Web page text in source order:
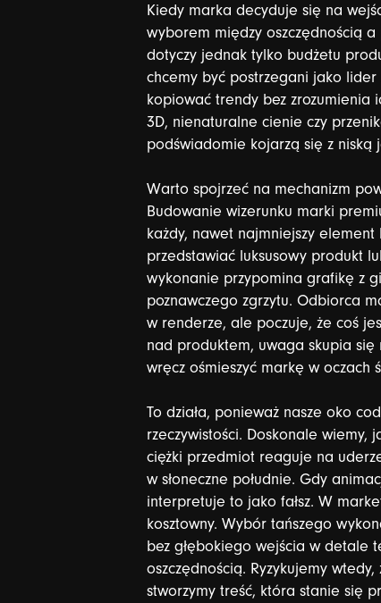
Kiedy marka decyduje się na
wyborem między oszczędnością a
dotyczy jednak tylko budżetu
chcemy być postrzegani jako lider
kopiować trendy bez zrozumienia
3D, nienaturalne cienie czy
podświadomie kojarzą się z niską
Warto spojrzeć na mechanizm
Budowanie wizerunku marki
każdy, nawet najmniejszy element
przedstawiać luksusowy produkt
wykonanie przypomina grafikę z
poznawczego zgrzytu. Odbiorca
w renderze, ale poczuje, że coś
nad produktem, uwaga skupia się
wręcz ośmieszyć markę w oczach
To działa, ponieważ nasze oko
rzeczywistości. Doskonale wiemy,
ciężki przedmiot reaguje na
w słoneczne południe. Gdy
interpretuje to jako fałsz. W
kosztowny. Wybór tańszego
bez głębokiego wejścia w detale
oszczędnością. Ryzykujemy wtedy,
stworzymy treść, która stanie się